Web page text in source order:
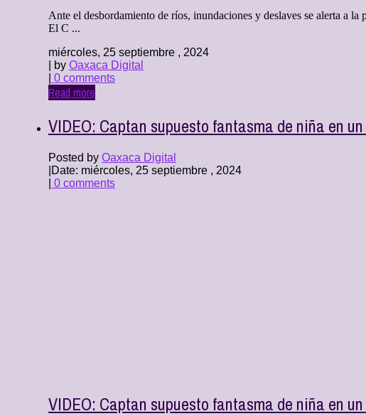
Ante el desbordamiento de ríos, inundaciones y deslaves se alerta a
El C ...
miércoles, 25 septiembre , 2024
| by Oaxaca Digital
0 comments
Read more
VIDEO: Captan supuesto fantasma de niña en
Posted by Oaxaca Digital
Date: miércoles, 25 septiembre , 2024
0 comments
VIDEO: Captan supuesto fantasma de niña en